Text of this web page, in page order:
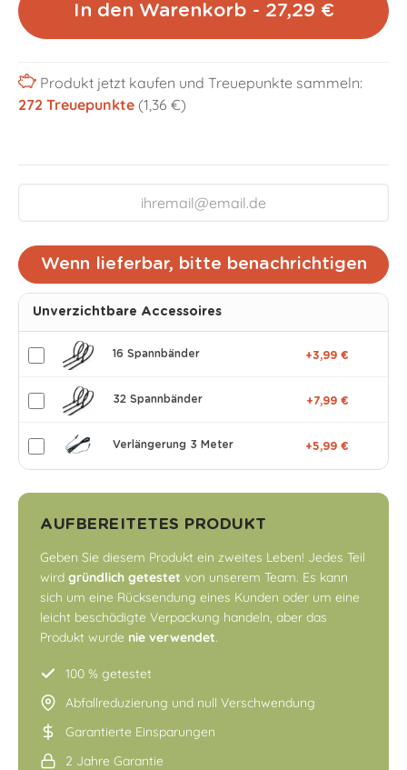
In den Warenkorb - 27,29 €
Produkt jetzt kaufen und Treuepunkte sammeln:
272 Treuepunkte (1,36 €)
Wenn lieferbar, bitte benachrichtigen
Unverzichtbare Accessoires
16 Spannbänder +3,99 €
32 Spannbänder +7,99 €
Verlängerung 3 Meter +5,99 €
AUFBEREITETES PRODUKT
Geben Sie diesem Produkt ein zweites Leben! Jedes Teil
wird gründlich getestet von unserem Team. Es kann
sich um eine Rücksendung eines Kunden oder um eine
leicht beschädigte Verpackung handeln, aber das
Produkt wurde nie verwendet.
100 % getestet
Abfallreduzierung und null Verschwendung
Garantierte Einsparungen
2 Jahre Garantie